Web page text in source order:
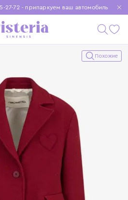
27-72 - припаркуем ваш автомобиль
при заказе от 15 000 ₽
чтобы покупки были еще удобнее
Похожие